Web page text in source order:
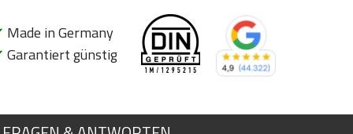
Made in Germany
Garantiert günstig